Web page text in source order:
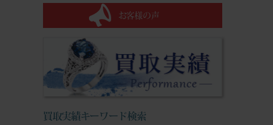
お客様の声
買取実績キーワード検索